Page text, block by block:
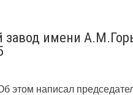
завод имени
этом написал